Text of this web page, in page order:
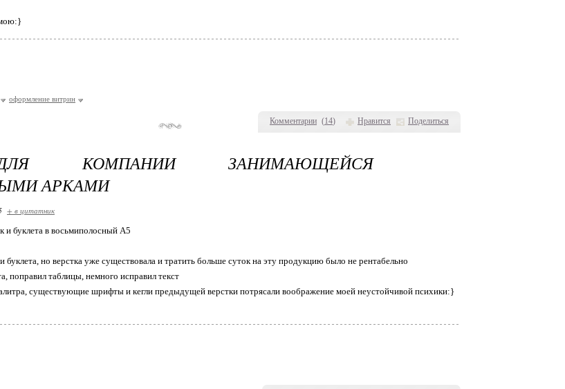
Комментарии (14) Нравится Поделиться
оформление витрин
КОМПАНИИ ЗАНИМАЮЩЕЙСЯ
АРКАМИ
+ в цитатник
и буклета в восьмиполосный А5
буклета, но верстка уже существовала и тратить больше суток на эту продукцию было не рентабельно
поправил таблицы, немного исправил текст
существующие шрифты и кегли предыдущей верстки потрясали воображение моей неустойчивой психики:}